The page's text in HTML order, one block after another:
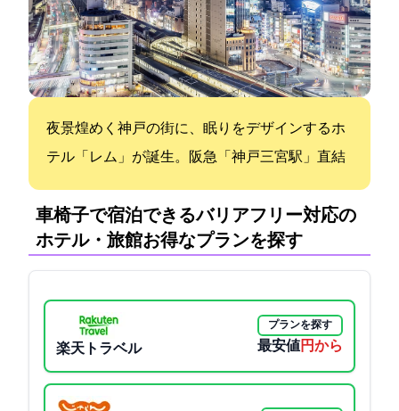
夜景煌めく神戸の街に、眠りをデザインするホ
テル「レム」が誕生。阪急「神戸三宮駅」直結
車椅子で宿泊できるバリアフリー対応の
ホテル・旅館:お得なプランを探す
楽天トラベル
プランを探す
最安値3790円から